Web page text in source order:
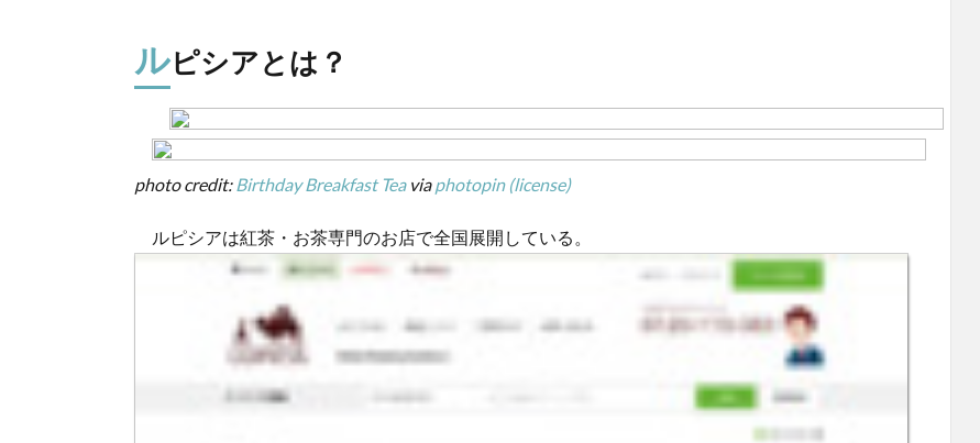
と
は？
2.
グラ
マル
と
は？
ルピシアとは？
photo credit:Birthday Breakfast Teaviaphotopin (license)
ルピシアは紅茶・お茶専門のお店で全国展開している。